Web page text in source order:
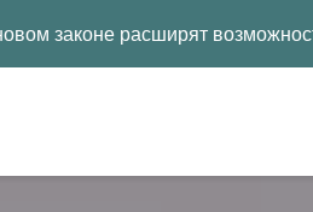
законе расширят